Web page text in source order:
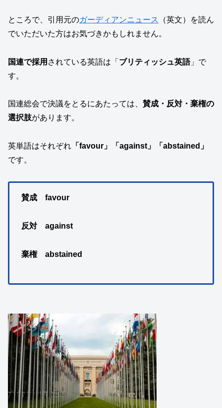
ところで、引用元のガーディアンニュース
（英文）を読ん
でいただいた方はお気づきかもしれません。
国連で採用 されている英語は「 ブリティッシュ英語」で
す。
国連総会で決議をとるにあたっては、 賛成・反対・棄権の
選択肢があります。
英単語はそれぞれ 「favour」「against」「abstained」
です。
賛成 favour
反対 against
棄権 abstained